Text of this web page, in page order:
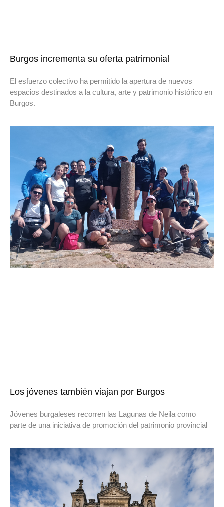
Burgos incrementa su oferta patrimonial
El esfuerzo colectivo ha permitido la apertura de nuevos
espacios destinados a la cultura, arte y patrimonio histórico en
Burgos.
Los jóvenes también viajan por Burgos
Jóvenes burgaleses recorren las Lagunas de Neila como
parte de una iniciativa de promoción del patrimonio provincial